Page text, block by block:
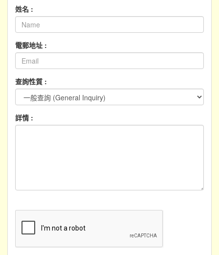
姓名 :
電郵地址 :
查詢性質 :
詳情 :